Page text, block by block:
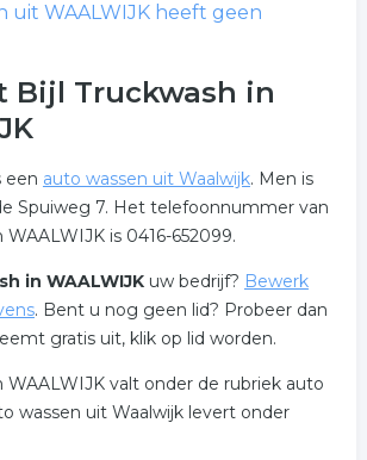
uit WAALWIJK heeft geen
Bijl Truckwash in
een auto wassen uit Waalwijk. Men is
Spuiweg 7. Het telefoonnummer van
WAALWIJK is 0416-652099.
in WAALWIJKuw bedrijf? Bewerk
. Bent u nog geen lid? Probeer dan
gratis uit, klik op lid worden.
WAALWIJK valt onder de rubriek auto
wassen uit Waalwijk levert onder